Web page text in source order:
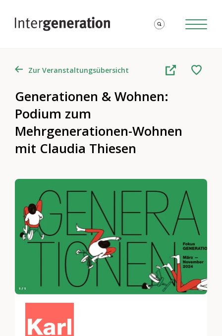
Zur Veranstaltungsübersicht
Generationen & Wohnen​: ​​​
Podium zum
Mehrgenerationen-Wohnen
mit Claudia Thiesen